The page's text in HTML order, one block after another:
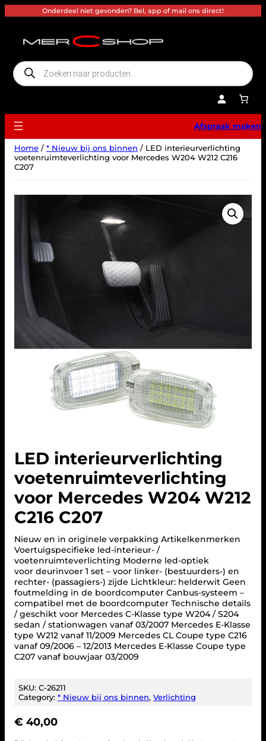
Onderdeel niet gevonden? Bel, app of mail ons direct!
P
r
o
n
o
e
k
e
n
Afspraak maken
Home / * Nieuw bij ons binnen / LED interieurverlichting
voetenruimteverlichting voor Mercedes W204 W212 C216
C207
LED interieurverlichting
voetenruimteverlichting
voor Mercedes W204 W212
C216 C207
Nieuw en in originele verpakking Artikelkenmerken
Voertuigspecifieke led-interieur- /
voetenruimteverlichting Moderne led-optiek
voor deurinvoer 1 set – voor linker- (bestuurders-) en
rechter- (passagiers-) zijde Lichtkleur: helderwit Geen
foutmelding in de boordcomputer Canbus-systeem –
compatibel met de boordcomputer Technische details
/ geschikt voor Mercedes C-Klasse type W204 / S204
sedan / stationwagen vanaf 03/2007 Mercedes E-Klasse
type W212 vanaf 11/2009 Mercedes CL Coupe type C216
vanaf 09/2006 – 12/2013 Mercedes E-Klasse Coupe type
C207 vanaf bouwjaar 03/2009
SKU: C-26211
Category:* Nieuw bij ons binnen, Verlichting
€ 40,00